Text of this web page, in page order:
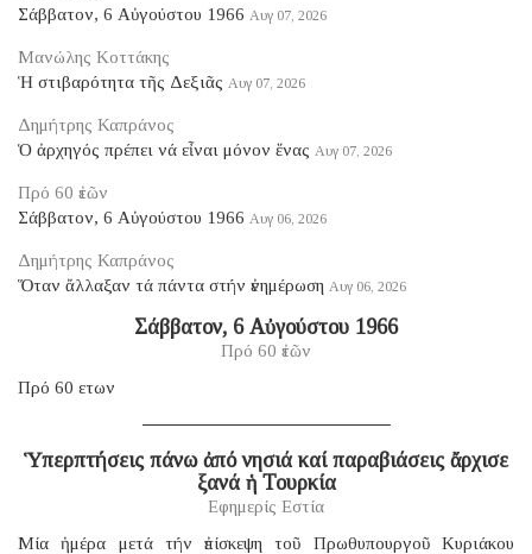
Σάββατον, 6 Αὐγούστου 1966 Αυγ 07, 2026
Μανώλης Κοττάκης
Ἡ στιβαρότητα τῆς Δεξιᾶς Αυγ 07, 2026
Δημήτρης Καπράνος
Ὁ ἀρχηγός πρέπει νά εἶναι μόνον ἕνας Αυγ 07, 2026
Πρό 60 ἐτῶν
Σάββατον, 6 Αὐγούστου 1966 Αυγ 06, 2026
Δημήτρης Καπράνος
Ὅταν ἄλλαξαν τά πάντα στήν ἐνημέρωση Αυγ 06, 2026
Σάββατον, 6 Αὐγούστου 1966
Πρό 60 ἐτῶν
Πρό 60 ετων
Ὑπερπτήσεις πάνω ἀπό νησιά καί παραβιάσεις ἄρχισε
ξανά ἡ Τουρκία
Εφημερίς Εστία
Μία ἡμέρα μετά τήν ἐπίσκεψη τοῦ Πρωθυπουργοῦ Κυριάκου